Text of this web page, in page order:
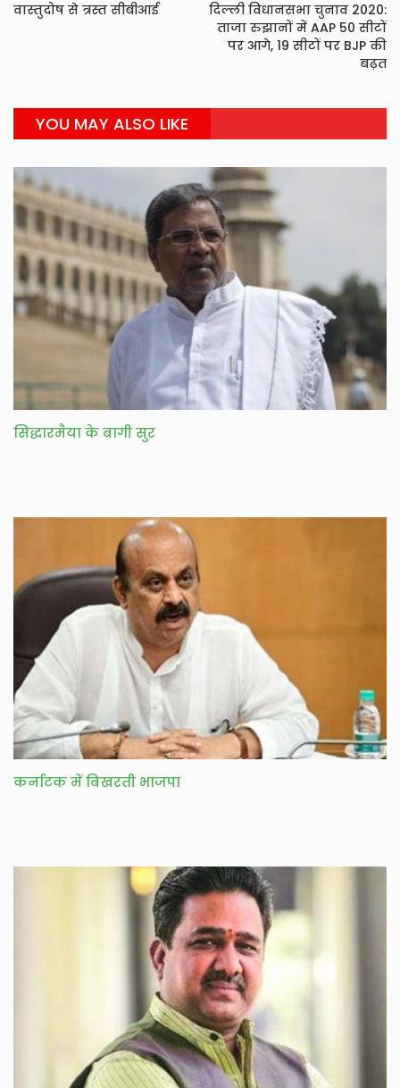
वास्तुदोष से त्रस्त सीबीआई
दिल्ली विधानसभा चुनाव 2020:
ताजा रुझानों में AAP 50 सीटों
पर आगे, 19 सीटों पर BJP की
बढ़त
YOU MAY ALSO LIKE
सिद्धारमैया के बागी सुर
कर्नाटक में बिखरती भाजपा